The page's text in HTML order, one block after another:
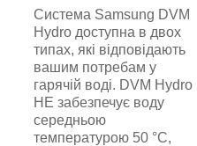
Система Samsung DVM
Hydro доступна в двох
типах, які відповідають
вашим потребам у
гарячій воді. DVM Hydro
HE забезпечує воду
середньою
температурою 50 °C,